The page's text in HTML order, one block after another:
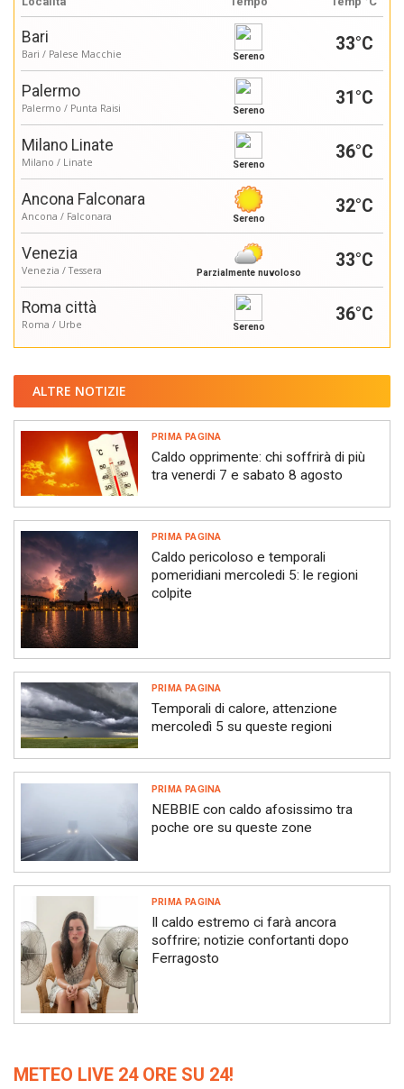
Bari
Bari / Palese Macchie Sereno
33°C
Palermo
Palermo / Punta Raisi Sereno
31°C
Milano Linate
Milano / Linate Sereno
36°C
Ancona Falconara
Ancona / Falconara Sereno
32°C
Venezia
Venezia / Tessera Parzialmente nuvoloso
33°C
Roma città
Roma / Urbe Sereno
36°C
ALTRE NOTIZIE
PRIMA PAGINA
Caldo opprimente: chi soffrirà di più
tra venerdi 7 e sabato 8 agosto
PRIMA PAGINA
Caldo pericoloso e temporali
pomeridiani mercoledi 5: le regioni
colpite
PRIMA PAGINA
Temporali di calore, attenzione
mercoledì 5 su queste regioni
PRIMA PAGINA
NEBBIE con caldo afosissimo tra
poche ore su queste zone
PRIMA PAGINA
Il caldo estremo ci farà ancora
soffrire; notizie confortanti dopo
Ferragosto
METEO LIVE 24 ORE SU 24!